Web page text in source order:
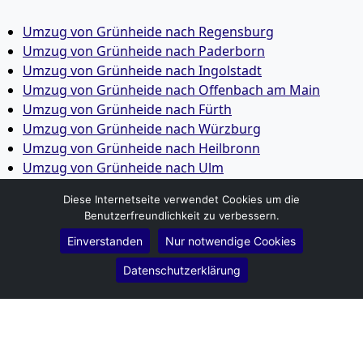
Umzug von Grünheide nach Regensburg
Umzug von Grünheide nach Paderborn
Umzug von Grünheide nach Ingolstadt
Umzug von Grünheide nach Offenbach am Main
Umzug von Grünheide nach Fürth
Umzug von Grünheide nach Würzburg
Umzug von Grünheide nach Heilbronn
Umzug von Grünheide nach Ulm
Umzug von Grünheide nach Wolfsburg
Umzug von Grünheide nach Bottrop
Umzug von Grünheide nach Göttingen
Umzug von Grünheide nach Reutlingen
Umzug von Grünheide nach Bremer­haven
Umzug von Grünheide nach Koblenz
Diese Internetseite verwendet Cookies um die
Benutzerfreundlichkeit zu verbessern.
Einverstanden Nur notwendige Cookies
Datenschutzerklärung